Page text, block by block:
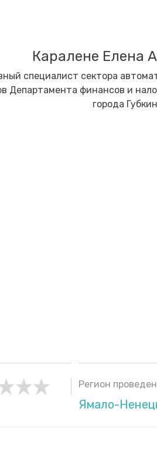
Каралене Елена
специалист сектора
Департамента финансов и
города
Регион
Ямало-